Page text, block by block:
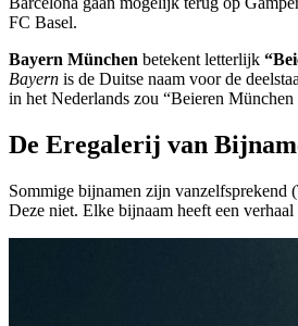
FC Basel.
Bayern München betekent letterlijk
Bayern is de Duitse naam voor de
in het Nederlands zou “Beieren
De Eregalerij van
Sommige bijnamen zijn vanzelfsprekend
Deze niet. Elke bijnaam heeft een